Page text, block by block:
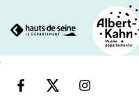
engine
Cookies management panel